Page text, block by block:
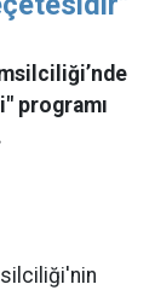
programı